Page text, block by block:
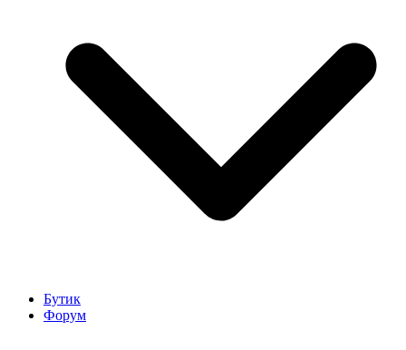
Бутик
Форум